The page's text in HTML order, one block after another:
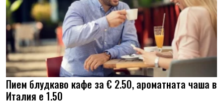
Пием блудкаво кафе за € 2.50, ароматната чаша в
Италия е 1.50